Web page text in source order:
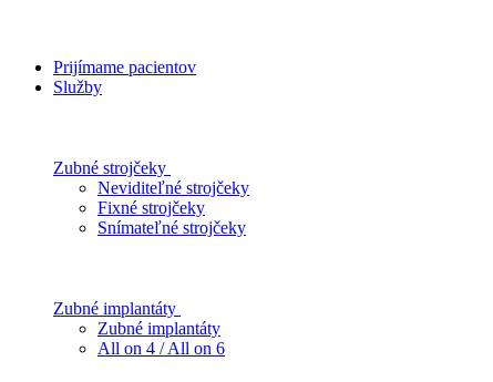
Prijímame pacientov
Služby
Zubné strojčeky
Neviditeľné strojčeky
Fixné strojčeky
Snímateľné strojčeky
Zubné implantáty
Zubné implantáty
All on 4 / All on 6